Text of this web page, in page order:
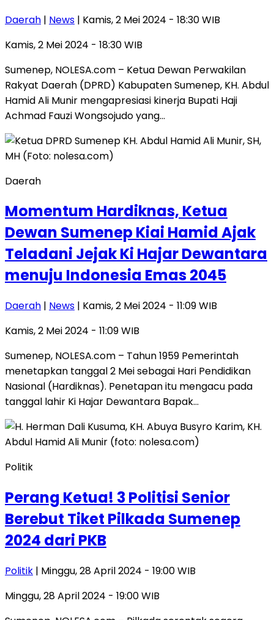
Daerah | News | Kamis, 2 Mei 2024 - 18:30 WIB
Kamis, 2 Mei 2024 - 18:30 WIB
Sumenep, NOLESA.com – Ketua Dewan Perwakilan
Rakyat Daerah (DPRD) Kabupaten Sumenep, KH. Abdul
Hamid Ali Munir mengapresiasi kinerja Bupati Haji
Achmad Fauzi Wongsojudo yang…
Daerah
Momentum Hardiknas, Ketua
Dewan Sumenep Kiai Hamid Ajak
Teladani Jejak Ki Hajar Dewantara
menuju Indonesia Emas 2045
Daerah | News | Kamis, 2 Mei 2024 - 11:09 WIB
Kamis, 2 Mei 2024 - 11:09 WIB
Sumenep, NOLESA.com – Tahun 1959 Pemerintah
menetapkan tanggal 2 Mei sebagai Hari Pendidikan
Nasional (Hardiknas). Penetapan itu mengacu pada
tanggal lahir Ki Hajar Dewantara Bapak…
Politik
Perang Ketua! 3 Politisi Senior
Berebut Tiket Pilkada Sumenep
2024 dari PKB
Politik | Minggu, 28 April 2024 - 19:00 WIB
Minggu, 28 April 2024 - 19:00 WIB